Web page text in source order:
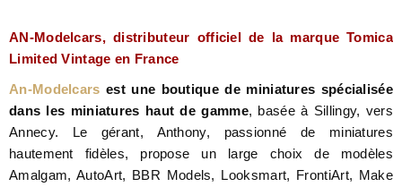
AN-Modelcars, distributeur officiel de la marque Tomica
Limited Vintage en France
An-Modelcars est une boutique de miniatures spécialisée
dans les miniatures haut de gamme, basée à Sillingy, vers
Annecy. Le gérant, Anthony, passionné de miniatures
hautement fidèles, propose un large choix de modèles
Amalgam, AutoArt, BBR Models, Looksmart, FrontiArt, Make